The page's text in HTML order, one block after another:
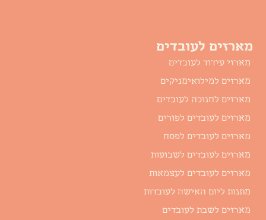
מארזים לעובדים
מארזי עידוד לעובדים
מארזים למילואימניקים
מארזים לחנוכה לעובדים
מארזים לעובדים לפורים
מארזים לעובדים לפסח
מארזים לעובדים לשבועות
מארזים לעובדים לעצמאות
מתנות ליום האישה לעובדות
מארזים לשבת לעובדים